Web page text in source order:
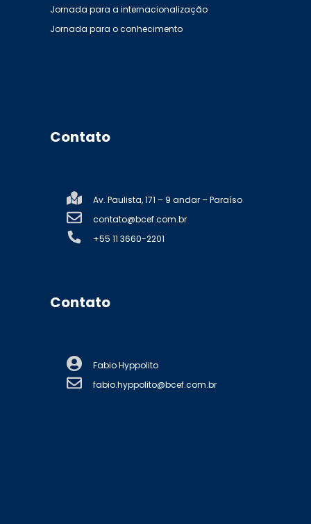
Jornada para a internacionalização
Jornada para o conhecimento
Contato
Av. Paulista, 171 – 9 andar – Paraíso
contato@bcef.com.br
+55 11 3660-2201
Contato
Fabio Hyppolito
fabio.hyppolito@bcef.com.br